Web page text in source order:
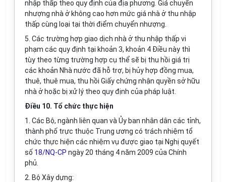
nhập thấp theo quy định của địa phương. Giá chuyển
nhượng nhà ở không cao hơn mức giá nhà ở thu nhập
thấp cùng loại tại thời điểm chuyển nhượng.
5. Các trường hợp giao dịch nhà ở thu nhập thấp vi
phạm các quy định tại khoản 3, khoản 4 Điều này thì
tùy theo từng trường hợp cụ thể sẽ bị thu hồi giá trị
các khoản Nhà nước đã hỗ trợ, bị hủy hợp đồng mua,
thuê, thuê mua, thu hồi Giấy chứng nhận quyền sở hữu
nhà ở hoặc bị xử lý theo quy định của pháp luật.
Điều 10. Tổ chức thực hiện
1. Các Bộ, ngành liên quan và Ủy ban nhân dân các tỉnh,
thành phố trực thuộc Trung ương có trách nhiệm tổ
chức thực hiện các nhiệm vụ được giao tại Nghị quyết
số 18/NQ-CP ngày 20 tháng 4 năm 2009 của Chính
phủ.
2. Bộ Xây dựng: